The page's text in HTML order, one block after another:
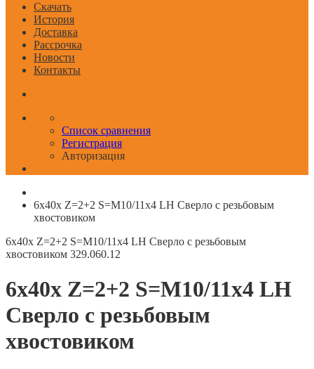
Скачать
История
Доставка
Рассрочка
Новости
Контакты
Список сравнения
Регистрация
Авторизация
6x40x Z=2+2 S=M10/11x4 LH Сверло с резьбовым
хвостовиком
6x40x Z=2+2 S=M10/11x4 LH Сверло с резьбовым
хвостовиком 329.060.12
6x40x Z=2+2 S=M10/11x4 LH
Сверло с резьбовым
хвостовиком